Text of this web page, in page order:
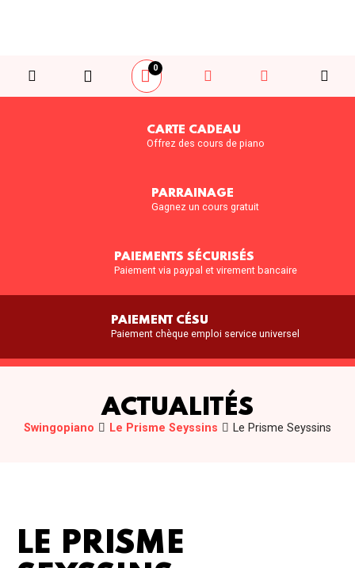
0
CARTE CADEAU
Offrez des cours de piano
PARRAINAGE
Gagnez un cours gratuit
PAIEMENTS SÉCURISÉS
Paiement via paypal et virement bancaire
PAIEMENT CÉSU
Paiement chèque emploi service universel
ACTUALITÉS
Swingopiano Le Prisme Seyssins Le Prisme Seyssins
LE PRISME